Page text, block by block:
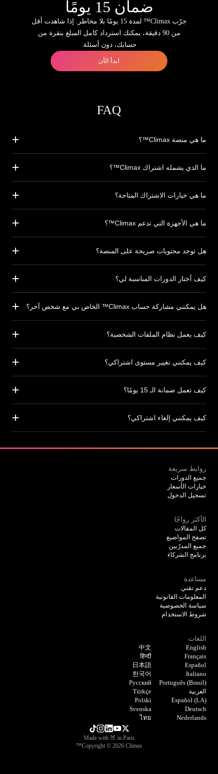
ضمان 15 يومًا
جرّب Climax™ لمدة 15 يومًا بلا مخاطر. إذا شاهدت أقل
من 90 دقيقة، يمكنك استرداد كامل المبلغ بنقرة من
حسابك، دون أسئلة.
ابدأ الآن
FAQ
ما هي منصة Climax™؟
ما الذي يشمله اشتراك Climax™؟
ما هي خيارات الاشتراك المتاحة؟
ما هي الأجهزة التي تدعم Climax™؟
هل توجد محتويات صريحة على المنصة؟
كيف أختار الدورات المناسبة لي؟
هل يمكنني مشاركة حساب Climax™ الخاص بي مع شخص آخر؟
كيف يعمل نظام الملفات الشخصية؟
كيف يمكنني تغيير مستوى اشتراكي؟
كيف تعمل ضمانة الـ 15 يومًا؟
كيف يمكنني إلغاء اشتراكي؟
روابط سريعة
جميع الدورات
خيارات الأسعار
تسجيل الدخول
الأكثر رواجًا
كل المقالات
تصفح المواضيع
جميع المدرّبين
برنامج الشركاء
مساعدة
دعم تقني
المعلومات القانونية
سياسة الخصوصية
شروط الاستخدام
اللغات
English
Français
Español
Italiano
Português (Brasil)
العربية
Español (LA)
Deutsch
Nederlands
中文
हिन्दी
日本語
한국어
Русский
Türkçe
Polski
Svenska
ไทย
Made with 🍑 in Paris
Copyright © 2026 Climax™